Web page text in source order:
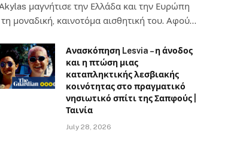
μαγνήτισε την Ελλάδα και την Ευρώπη
τη μοναδική, καινοτόμα αισθητική του. Αφού…
Ανασκόπηση Lesvia – η άνοδος
και η πτώση μιας
καταπληκτικής λεσβιακής
κοινότητας στο πραγματικό
νησιωτικό σπίτι της Σαπφούς |
Ταινία
July 28, 2026